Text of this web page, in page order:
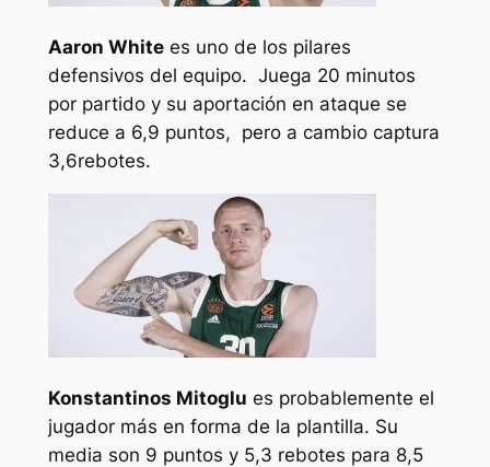
Aaron Whitees uno de los pilares
defensivos del equipo. Juega 20 minutos
por partido y su aportación en ataque se
reduce a 6,9 puntos, pero a cambio captura
3,6rebotes.
Konstantinos Mitoglu es probablemente el
jugador más en forma de la plantilla. Su
media son 9 puntos y 5,3 rebotes para 8,5